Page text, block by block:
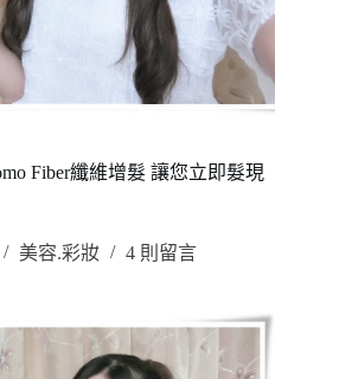
Fiber纖維增髮 讓您立即髮現
美容.彩妝 4 則留言